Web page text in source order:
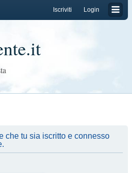
Login
Iscriviti
che tu sia iscritto e connesso